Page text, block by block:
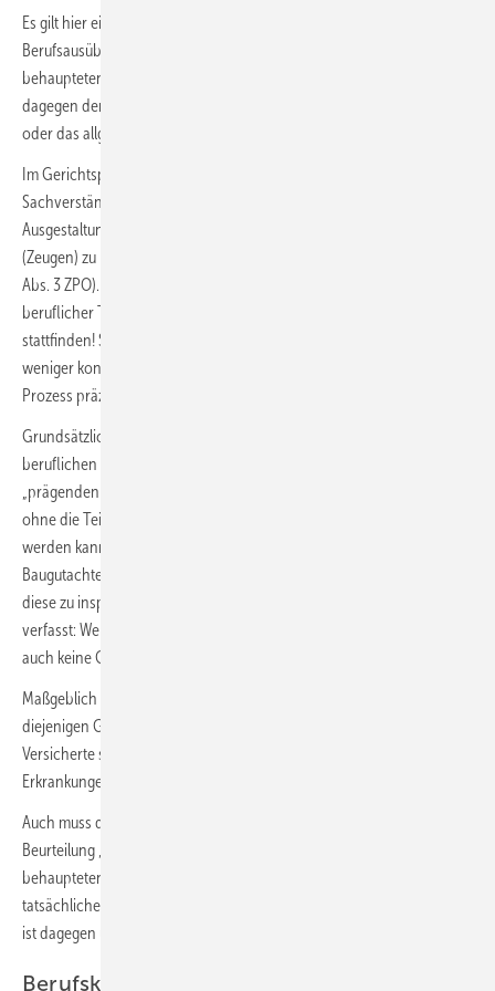
Es gilt hier ein dynamischer Berufsbegriff, wobei die konkrete
Berufsausübung des Versicherten unmittelbar vor Eintritt des
behaupteten Versicherungsfalls maßgeblich ist. Keine Rolle spielen
dagegen der zum Zeitpunkt des Vertragsabschlusses ausgeübte Beruf
oder das allgemeine Berufsbild.
Im Gerichtsprozess ist vor Einholung eines medizinischen
Sachverständigengutachtens grundsätzlich die konkrete
Ausgestaltung der beruflichen Tätigkeit durch Beweisaufnahme
(Zeugen) zu klären und dem Sachverständigen vorzugeben (§ 404a
Abs. 3 ZPO). Eine eigene Sachverhaltsermittlung (bei unklarer
beruflicher Tätigkeit) durch den Sachverständigen darf nicht
stattfinden! Sollte sich der Versicherer i. R. seiner Leistungsprüfung mit
weniger konkreten Daten zufriedengegeben haben, muss das ggf. im
Prozess präzisiert werden.
Grundsätzlich erfolgt eine Bewertung nach Zeitanteilen der jeweiligen
beruflichen Einzeltätigkeiten, wobei allerdings die Ausnahme der sog.
„prägenden Teiltätigkeit“ zu berücksichtigen ist: Diese liegt vor, wenn
ohne die Teiltätigkeit ein sinnvolles Arbeitsergebnis nicht mehr erzielt
werden kann. Als klassisches Beispiel nannte
Baugutachter, der 30 % seiner Arbeitszeit auf Dächern tätig ist, um
diese zu inspizieren, und in den restlichen 70 % seine Gutachten
verfasst: Wenn er nicht mehr Dächer besteigen kann, dann kann er
auch keine Gutachten mehr dazu erstellen.
Maßgeblich (und vom Sachverständigen zu beurteilen) sind nur
diejenigen Gesundheitsbeschwerden (nicht: Diagnosen!), auf die der
Versicherte sein Leistungsbegehren stützt. Später hinzugetretene
Erkrankungen bleiben dagegen im Prozess unberücksichtigt.
Auch muss der medizinische Sachverständige eine prognostische
Beurteilung „ex ante“ vornehmen, d. h. vom Zeitpunkt des Eintritts des
behaupteten Versicherungsfalls in die Zukunft gerichtet. Der
tatsächliche Krankheitsverlauf (bis zum Zeitpunkt der Begutachtung)
ist dagegen unerheblich, so der Bundesgerichtshof (BGH).
Berufskundliche Grundlagen der ­